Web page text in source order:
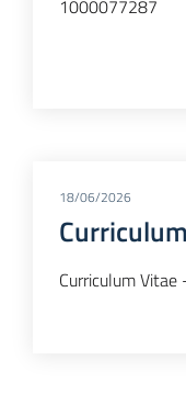
1000077287
18/06/2026
Curriculum
Curriculum